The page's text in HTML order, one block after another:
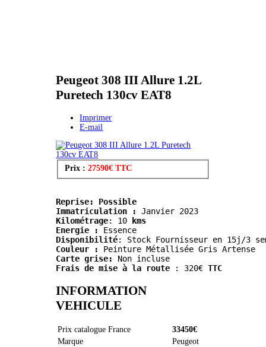
Peugeot 308 III Allure 1.2L
Puretech 130cv EAT8
Imprimer
E-mail
Prix : 27590€ TTC
Reprise: Possible
Immatriculation :
Kilométrage: 10 kms
Energie :
Essence
Disponibilité: Stock Fournisseur en 15j/3
Couleur :
Peinture Métallisée Gris Artense
Carte grise:
Non incluse
Frais de mise à la route : 320€ TTC
INFORMATION
VEHICULE
Prix catalogue France
33450€
Marque
Peugeot